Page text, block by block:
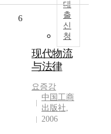
대
출
신
청
6
现代物流
与法律
요증강
中国工商
出版社,
2006